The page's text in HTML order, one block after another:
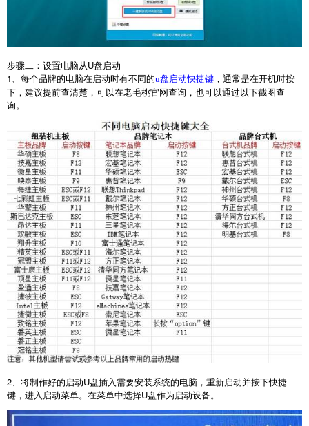
步骤二：设置电脑从U盘启动
1、每个品牌的电脑在启动时有不同的u盘启动快捷键 ，通常是在开机时按
下，建议提前查清楚，可以在老毛桃官网查询，也可以通过以下截图查
询。
2、将制作好的启动U盘插入需要安装系统的电脑，重新启动并按下快捷
键，进入启动菜单。在菜单中选择U盘作为启动设备。